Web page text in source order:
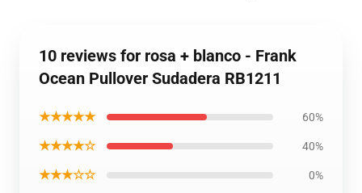
10 reviews for rosa + blanco - Frank
Ocean Pullover Sudadera RB1211
★★★★★ 60%
★★★★☆ 40%
★★★☆☆ 0%